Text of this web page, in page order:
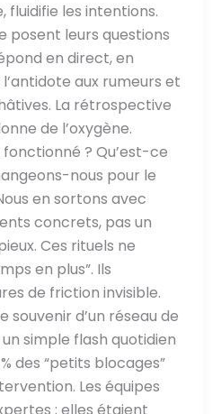
fluidifie les intentions.
posent leurs questions
en direct, en
aux rumeurs et
La rétrospective
de l’oxygène.
? Qu’est-ce
nous pour le
en sortons avec
concrets, pas un
Ces rituels ne
en plus”. Ils
de friction invisible.
souvenir d’un réseau de
simple flash quotidien
des “petits blocages”
Les équipes